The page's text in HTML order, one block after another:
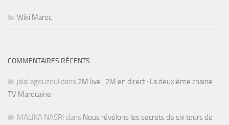
Wiki Maroc
COMMENTAIRES RÉCENTS
jalal agouzoul dans 2M live , 2M en direct : La deuxième chaine
TV Marocaine
MALIKA NASRI dans Nous révélons les secrets de six tours de